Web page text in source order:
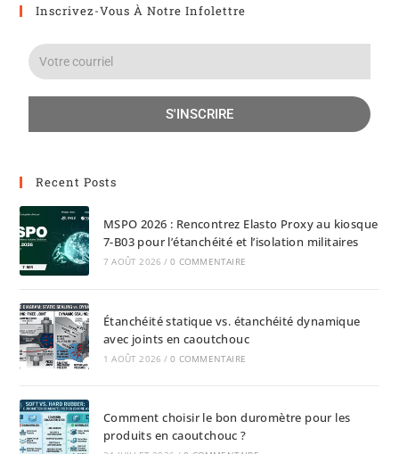
Inscrivez-Vous À Notre Infolettre
S'INSCRIRE
Recent Posts
MSPO 2026 : Rencontrez Elasto Proxy au kiosque
7-B03 pour l’étanchéité et l’isolation militaires
7 AOÛT 2026 / 0 COMMENTAIRE
Étanchéité statique vs. étanchéité dynamique
avec joints en caoutchouc
1 AOÛT 2026 / 0 COMMENTAIRE
Comment choisir le bon duromètre pour les
produits en caoutchouc ?